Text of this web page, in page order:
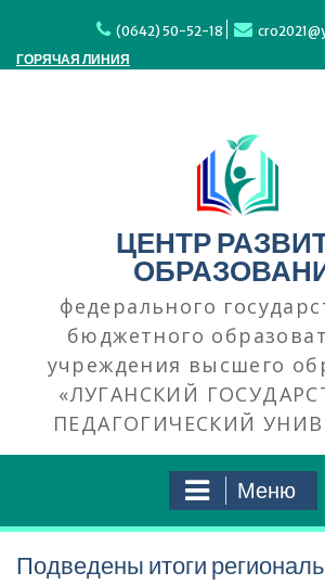
содержимому
(0642) 50-52-18
ГОРЯЧАЯ ЛИНИЯ
ЦЕНТР
федерального
бюджетного
учреждения высшего
«ЛУГАНСКИЙ
ПЕДАГОГИЧЕСКИЙ
Меню
Подведены итоги